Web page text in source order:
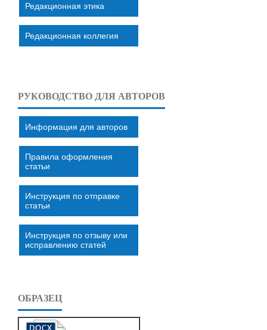
Редакционная этика
Редакционная коллегия
РУКОВОДСТВО ДЛЯ АВТОРОВ
Информация для авторов
Правила оформления
статьи
Инструкция по отправке
статьи
Инструкция по отзыву или
исправлению статей
ОБРАЗЕЦ